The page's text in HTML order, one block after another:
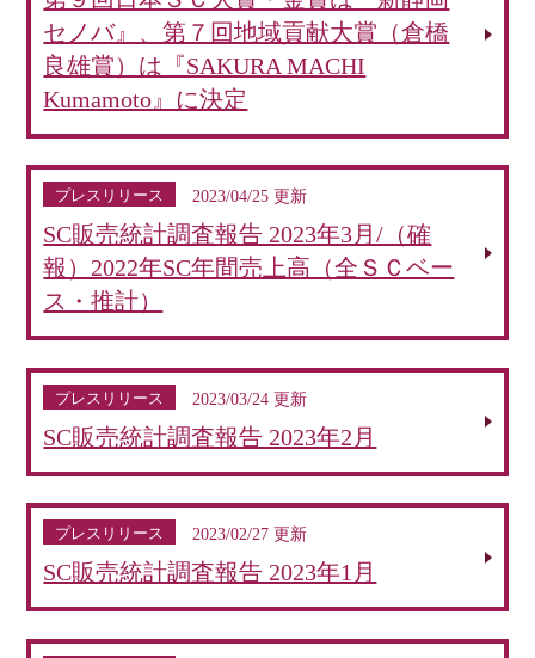
セノバ』、第７回地域貢献大賞（倉橋
良雄賞）は『SAKURA MACHI
Kumamoto』に決定
プレスリリース 2023/04/25 更新
SC販売統計調査報告 2023年3月/（確
報）2022年SC年間売上高（全ＳＣベー
ス・推計）
プレスリリース 2023/03/24 更新
SC販売統計調査報告 2023年2月
プレスリリース 2023/02/27 更新
SC販売統計調査報告 2023年1月